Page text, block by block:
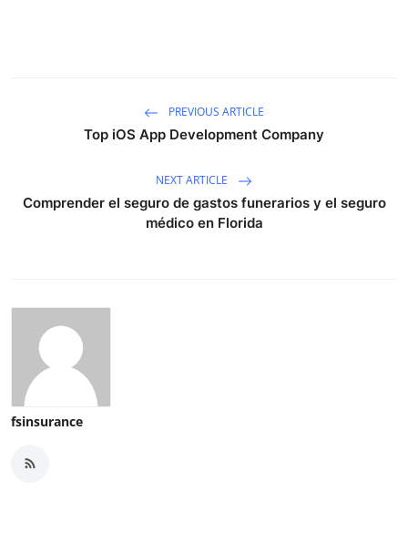
PREVIOUS ARTICLE
Top iOS App Development Company
NEXT ARTICLE
Comprender el seguro de gastos funerarios y el seguro
médico en Florida
fsinsurance